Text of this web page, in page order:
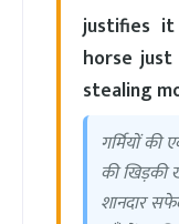
justifies
horse
stealing
गर्मियों
की खिड़की
शानदार